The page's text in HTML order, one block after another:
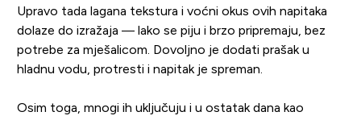
Upravo tada lagana tekstura i voćni okus ovih napitaka
dolaze do izražaja — lako se piju i brzo pripremaju, bez
potrebe za mješalicom. Dovoljno je dodati prašak u
hladnu vodu, protresti i napitak je spreman.
Osim toga, mnogi ih uključuju i u ostatak dana kao